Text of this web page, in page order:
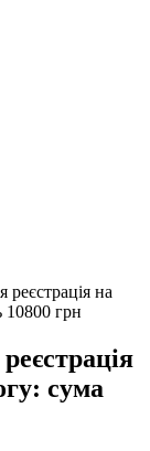
на
10800 грн
сума